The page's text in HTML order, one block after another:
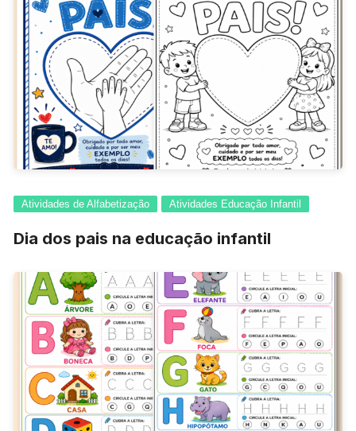
Atividades de Alfabetização Atividades Educação Infantil
Dia dos pais na educação infantil